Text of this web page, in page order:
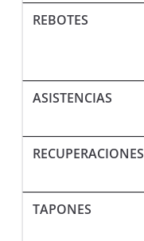
REBOTES
ASISTENCIAS
RECUPERACIONES
TAPONES